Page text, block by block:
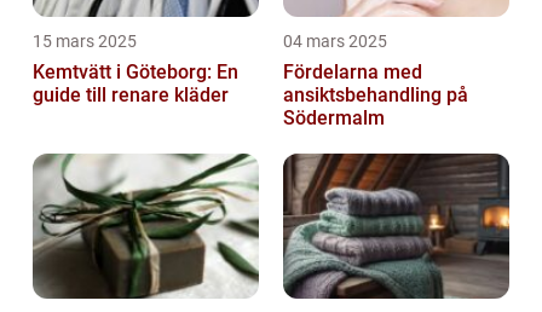
15 mars 2025
Kemtvätt i Göteborg: En
guide till renare kläder
04 mars 2025
Fördelarna med
ansiktsbehandling på
Södermalm